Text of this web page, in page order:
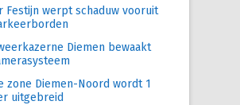
Festijn werpt schaduw vooruit
Diemen bewaakt
zone Diemen-Noord wordt 1
uitgebreid